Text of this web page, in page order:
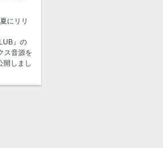
にリリ
』の
ス音源を
開しまし